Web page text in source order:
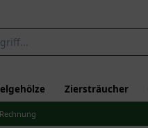
Ziersträucher